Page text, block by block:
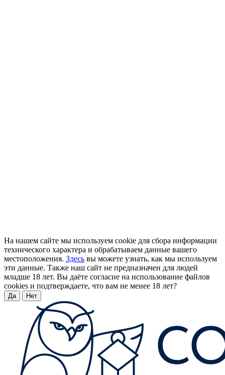
На нашем сайте мы используем cookie для сбора информации
технического характера и обрабатываем данные вашего
местоположения. Здесь вы можете узнать, как мы используем
эти данные. Также наш сайт не предназначен для людей
младше 18 лет. Вы даёте согласие на использование файлов
cookies и подтверждаете, что вам не менее 18 лет?
Да Нет